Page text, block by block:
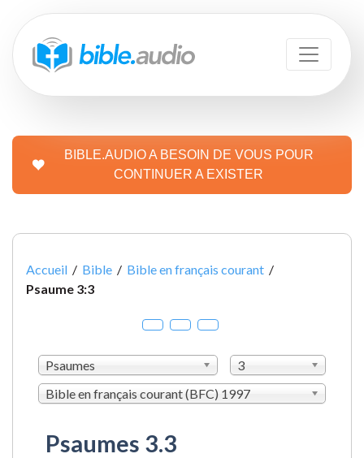
BIBLE.AUDIO A BESOIN DE VOUS POUR
CONTINUER A EXISTER
Accueil / Bible / Bible en français courant /
Psaume 3:3
Psaumes
3
Bible en français courant (BFC) 1997
Psaumes 3.3